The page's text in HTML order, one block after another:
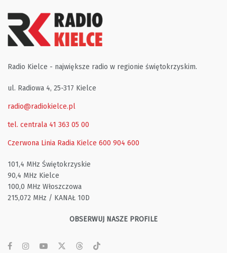
Radio Kielce - największe radio w regionie świętokrzyskim.
ul. Radiowa 4, 25-317 Kielce
radio@radiokielce.pl
tel. centrala 41 363 05 00
Czerwona Linia Radia Kielce 600 904 600
101,4 MHz Świętokrzyskie
90,4 MHz Kielce
100,0 MHz Włoszczowa
215,072 MHz / KANAŁ 10D
OBSERWUJ NASZE PROFILE